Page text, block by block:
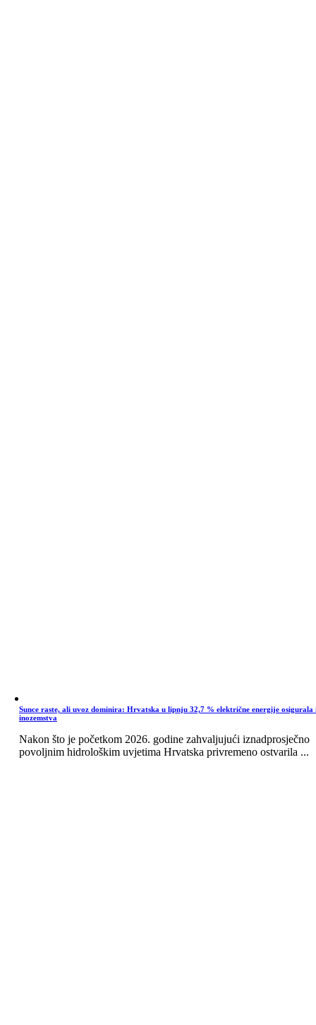
Sunce raste, ali uvoz dominira: Hrvatska u lipnju 32,7 % električne energije osigurala
inozemstva
Nakon što je početkom 2026. godine zahvaljujući iznadprosječno
povoljnim hidrološkim uvjetima Hrvatska privremeno ostvarila ...